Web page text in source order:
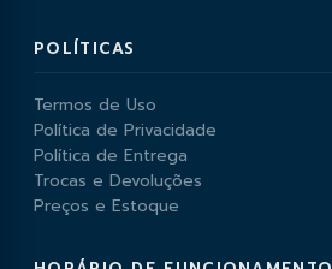
POLÍTICAS
Termos de Uso
Política de Privacidade
Política de Entrega
Trocas e Devoluções
Preços e Estoque